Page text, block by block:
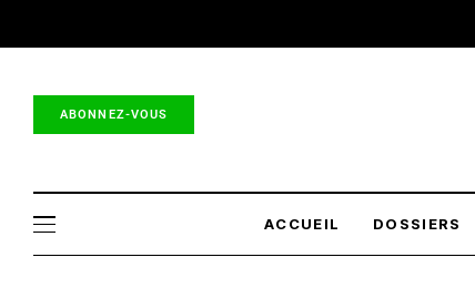
Lementor.net : toutes
ABONNEZ-VOUS
ACCUEIL DOSSIERS